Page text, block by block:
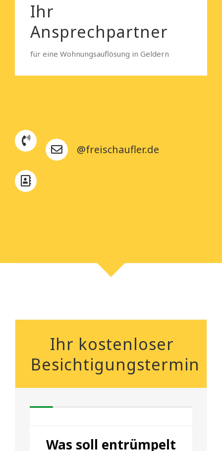
Ihr
Ansprechpartner
für eine Wohnungsauflösung in Geldern
@freischaufler.de
Ihr kostenloser
Besichtigungstermin